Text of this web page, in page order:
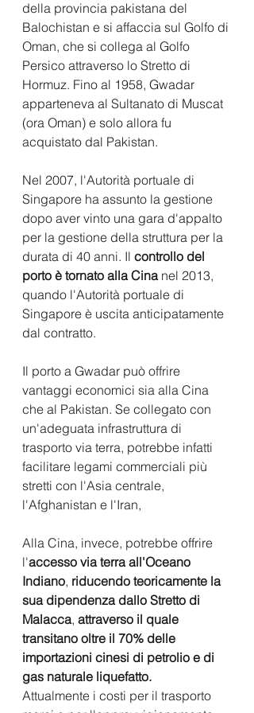
della provincia pakistana del
Balochistan e si affaccia sul Golfo di
Oman, che si collega al Golfo
Persico attraverso lo Stretto di
Hormuz. Fino al 1958, Gwadar
apparteneva al Sultanato di Muscat
(ora Oman) e solo allora fu
acquistato dal Pakistan.
Nel 2007, l'Autorità portuale di
Singapore ha assunto la gestione
dopo aver vinto una gara d'appalto
per la gestione della struttura per la
durata di 40 anni. Il controllo del
porto è tornato alla Cina nel 2013,
quando l'Autorità portuale di
Singapore è uscita anticipatamente
dal contratto.
Il porto a Gwadar può offrire
vantaggi economici sia alla Cina
che al Pakistan. Se collegato con
un'adeguata infrastruttura di
trasporto via terra, potrebbe infatti
facilitare legami commerciali più
stretti con l'Asia centrale,
l'Afghanistan e l'Iran,
Alla Cina, invece, potrebbe offrire
l'accesso via terra all'Oceano
Indiano, riducendo teoricamente la
sua dipendenza dallo Stretto di
Malacca, attraverso il quale
transitano oltre il 70% delle
importazioni cinesi di petrolio e di
gas naturale liquefatto.
Attualmente i costi per il trasporto